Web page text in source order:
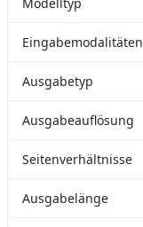
Eingabemodalitäten
Ausgabetyp
Ausgabeauflösung
Seitenverhältnisse
Ausgabelänge